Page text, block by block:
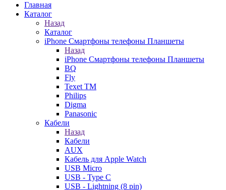
Главная
Каталог
Назад
Каталог
iPhone Смартфоны телефоны Планшеты
Назад
iPhone Смартфоны телефоны Планшеты
BQ
Fly
Texet TM
Philips
Digma
Panasonic
Кабели
Назад
Кабели
AUX
Кабель для Apple Watch
USB Micro
USB - Type C
USB - Lightning (8 pin)